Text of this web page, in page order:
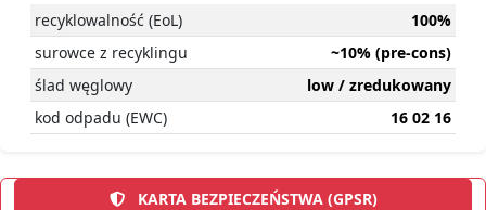
recyklowalność (EoL)
100%
surowce z recyklingu
~10% (pre-cons)
ślad węglowy
low / zredukowany
kod odpadu (EWC)
16 02 16
KARTA BEZPIECZEŃSTWA (GPSR)